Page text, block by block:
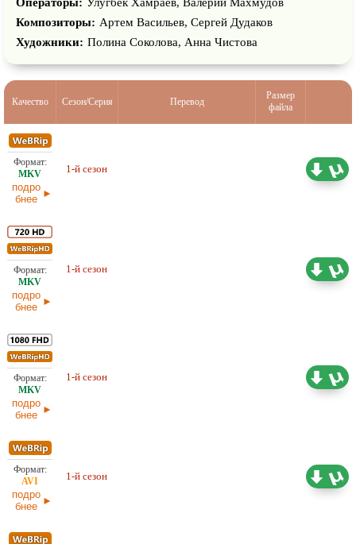
Композиторы: Артем Васильев, Сергей Дудаков
Художники: Полина Соколова, Анна Чистова
Качество Сезон/Серия Перевод
Размер
файла
подро
бнее
1-й сезон
подро
бнее
1-й сезон
подро
бнее
1-й сезон
подро
бнее
1-й сезон